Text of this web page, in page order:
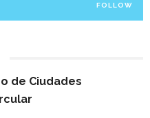
FOLLOW
de Ciudades